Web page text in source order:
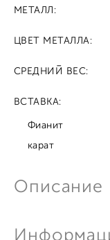
Описание
МЕТАЛЛ:
ЦВЕТ МЕТАЛЛА:
СРЕДНИЙ ВЕС:
ВСТАВКА:
Фианит
карат